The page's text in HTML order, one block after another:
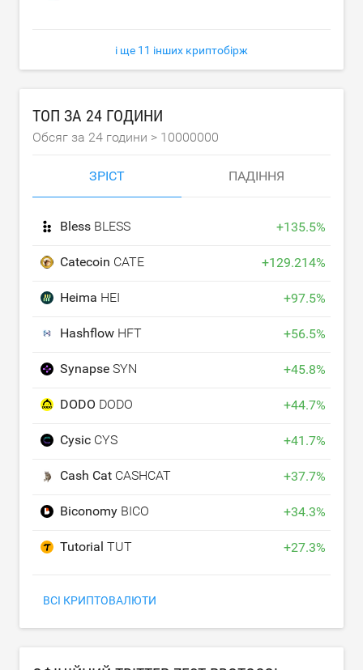
і ще 11 інших криптобірж
ТОП ЗА 24 ГОДИНИ
Обсяг за 24 години > 10000000
ЗРІСТ ПАДІННЯ
Bless BLESS +135.5%
Catecoin CATE +129.214%
Heima HEI +97.5%
Hashflow HFT +56.5%
Synapse SYN +45.8%
DODO DODO +44.7%
Cysic CYS +41.7%
Cash Cat CASHCAT +37.7%
Biconomy BICO +34.3%
Tutorial TUT +27.3%
ВСІ КРИПТОВАЛЮТИ